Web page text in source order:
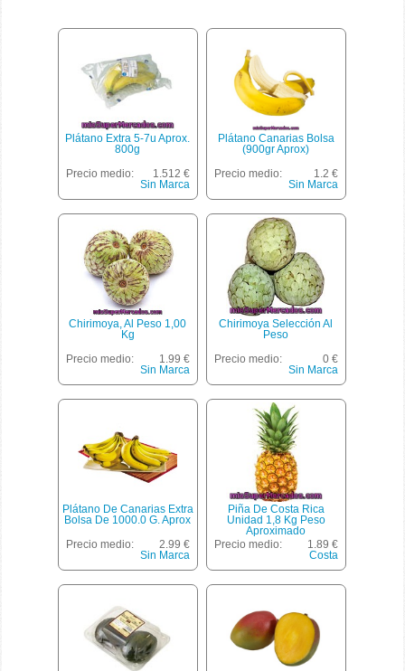
Plátano Extra 5-7u Aprox.
800g
Precio medio:
1.512 €
Sin Marca
Plátano Canarias Bolsa
(900gr Aprox)
Precio medio:
1.2 €
Sin Marca
Chirimoya, Al Peso 1,00
Kg
Precio medio:
1.99 €
Sin Marca
Chirimoya Selección Al
Peso
Precio medio:
0 €
Sin Marca
Plátano De Canarias Extra
Bolsa De 1000.0 G. Aprox
Precio medio:
2.99 €
Sin Marca
Piña De Costa Rica
Unidad 1,8 Kg Peso
Aproximado
Precio medio:
1.89 €
Costa